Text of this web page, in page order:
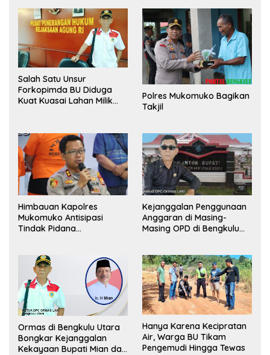
Salah Satu Unsur
Forkopimda BU Diduga
Kuat Kuasai Lahan Milik
Polres Mukomuko Bagikan
Takjil
Himbauan Kapolres
Mukomuko Antisipasi
Tindak Pidana
Kejanggalan Penggunaan
Anggaran di Masing-
Masing OPD di Bengkulu
Ormas di Bengkulu Utara
Bongkar Kejanggalan
Kekayaan Bupati Mian dan
Hanya Karena Kecipratan
Air, Warga BU Tikam
Pengemudi Hingga Tewas